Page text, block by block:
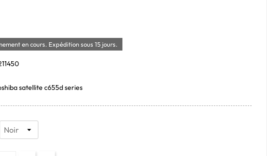
en cours. Expédition sous 15 jours.
satellite c655d series